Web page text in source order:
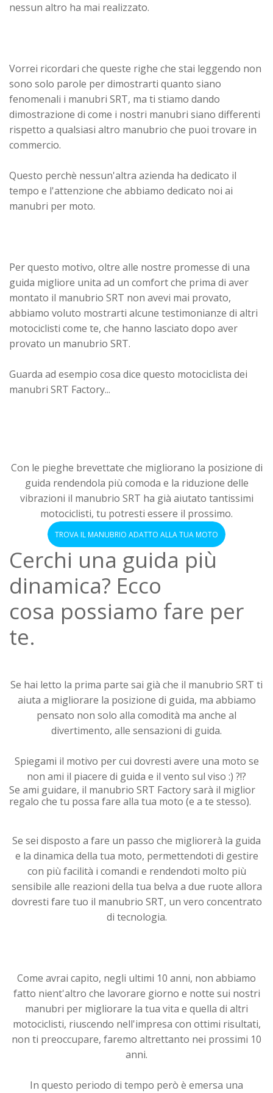
nessun altro ha mai realizzato.
Vorrei ricordari che queste righe che stai leggendo non
sono solo parole per dimostrarti quanto siano
fenomenali i manubri SRT, ma ti stiamo dando
dimostrazione di come i nostri manubri siano differenti
rispetto a qualsiasi altro manubrio che puoi trovare in
commercio.
Questo perchè nessun'altra azienda ha dedicato il
tempo e l'attenzione che abbiamo dedicato noi ai
manubri per moto.
Per questo motivo, oltre alle nostre promesse di una
guida migliore unita ad un comfort che prima di aver
montato il manubrio SRT non avevi mai provato,
abbiamo voluto mostrarti alcune testimonianze di altri
motociclisti come te, che hanno lasciato dopo aver
provato un manubrio SRT.
Guarda ad esempio cosa dice questo motociclista dei
manubri SRT Factory...
Con le pieghe brevettate che migliorano la posizione di
guida rendendola più comoda e la riduzione delle
vibrazioni il manubrio SRT ha già aiutato tantissimi
motociclisti, tu potresti essere il prossimo.
TROVA IL MANUBRIO ADATTO ALLA TUA MOTO
Cerchi una guida più
dinamica? Ecco
cosa possiamo fare per
te.
Se hai letto la prima parte sai già che il manubrio SRT ti
aiuta a migliorare la posizione di guida, ma abbiamo
pensato non solo alla comodità ma anche al
divertimento, alle sensazioni di guida.
Spiegami il motivo per cui dovresti avere una moto se
non ami il piacere di guida e il vento sul viso :) ?!?
Se ami guidare, il manubrio SRT Factory sarà il miglior
regalo che tu possa fare alla tua moto (e a te stesso).
Se sei disposto a fare un passo che migliorerà la guida
e la dinamica della tua moto, permettendoti di gestire
con più facilità i comandi e rendendoti molto più
sensibile alle reazioni della tua belva a due ruote allora
dovresti fare tuo il manubrio SRT, un vero concentrato
di tecnologia.
Come avrai capito, negli ultimi 10 anni, non abbiamo
fatto nient'altro che lavorare giorno e notte sui nostri
manubri per migliorare la tua vita e quella di altri
motociclisti, riuscendo nell'impresa con ottimi risultati,
non ti preoccupare, faremo altrettanto nei prossimi 10
anni.
In questo periodo di tempo però è emersa una